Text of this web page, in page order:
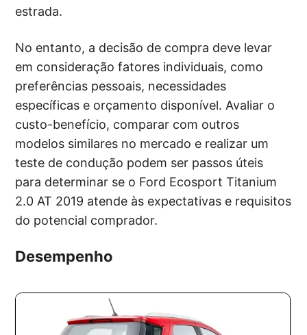
estrada.
No entanto, a decisão de compra deve levar
em consideração fatores individuais, como
preferências pessoais, necessidades
específicas e orçamento disponível. Avaliar o
custo-benefício, comparar com outros
modelos similares no mercado e realizar um
teste de condução podem ser passos úteis
para determinar se o Ford Ecosport Titanium
2.0 AT 2019 atende às expectativas e requisitos
do potencial comprador.
Desempenho